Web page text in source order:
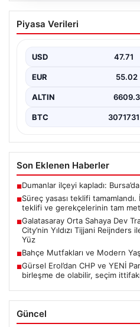
Süreç yasası teklifi
madde madde kanun
Piyasa Verileri
USD 47.71
EUR 55.02
ALTIN 6609.3
BTC 3071731
Son Eklenen Haberler
■Dumanlar ilçeyi kapladı:
■Süreç yasası teklifi
teklifi ve gerekçelerinin tam
■Galatasaray Orta Sahaya Dev
City’nin Yıldızı Tijjani Reijnders
Yüz
■Bahçe Mutfakları ve Modern
■Gürsel Erol’dan CHP ve YENİ
birleşme de olabilir, seçim
Güncel